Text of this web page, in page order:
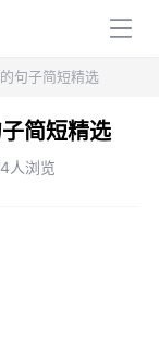
句子简短精选
简短精选
人浏览